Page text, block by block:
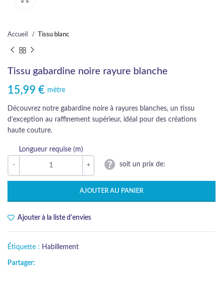
Accueil Tissu blanc
Tissu gabardine noire rayure blanche
15,99 € mètre
Découvrez notre gabardine noire à rayures blanches, un tissu
d’exception au raffinement supérieur, idéal pour des créations
haute couture.
Longueur requise (m)
soit un prix de:
AJOUTER AU PANIER
Ajouter à la liste d'envies
Étiquette : Habillement
Partager: